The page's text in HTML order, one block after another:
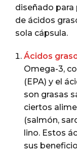
diseñado
de ácidos
sola cápsula.
Ácidos
Omega-3,
(EPA) y el
son grasas
ciertos
(salmón,
lino. Estos
sus